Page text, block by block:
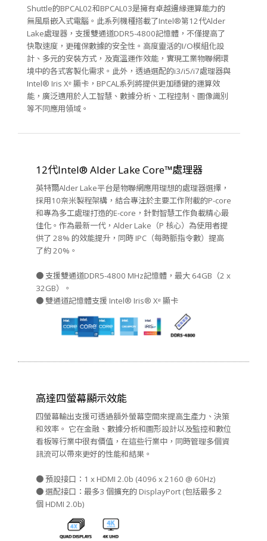
Shuttle的BPCAL02和BPCAL03是擁有卓越邊緣運算能力的
無風扇嵌入式電腦。此系列機種搭載了Intel®第12代Alder
Lake處理器，支援雙通道DDR5-4800記憶體，不僅提高了
快取速度，更確保數據的安全性。高度靈活的I/O模組化設
計、多元的安裝方式，及寬溫運作效能，實現工業物聯網環
境中的各式客製化需求。此外，透過選配的i3/i5/i7處理器與
Intel® Iris Xᵉ 顯卡，BPCAL系列將提供更加穩健的運算效
能，廣泛適用於人工智慧、數據分析、工程控制、圖像識別
等不同應用領域。
12代Intel® Alder Lake Core™處理器
英特爾Alder Lake平台是物聯網應用理想的處理器選擇，
採用10奈米製程架構，結合專注於主要工作附載的P-core
和專為多工處理打造的E-core，針對智慧工作負載精心最
佳化。作為最新一代，Alder Lake（P 核心）為使用者提
供了 28% 的效能提升，同時 IPC（每時脈指令數）提高
了約 20%。
● 支援雙通道DDR5-4800 MHz記憶體，最大 64GB（2 x
32GB）。
● 雙通道記憶體支援 Intel® Iris® Xᵉ 顯卡
高達四螢幕顯示效能
四螢幕輸出支援可透過額外螢幕空間來提高生產力、決策
和效率。 它在金融、數據分析和圖形設計以及監控和數位
看板等行業中很有價值，在這些行業中，同時管理多個資
訊流可以帶來更好的性能和結果。
● 預設接口：1 x HDMI 2.0b (4096 x 2160 @ 60Hz)
● 選配接口：最多3 個擴充的 DisplayPort (包括最多 2
個 HDMI 2.0b)